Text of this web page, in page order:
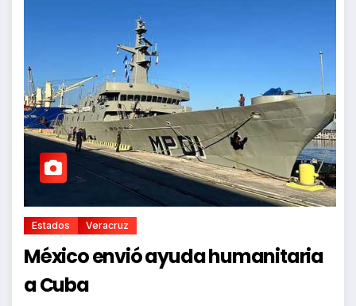
Estados Veracruz
México envió ayuda humanitaria
a Cuba